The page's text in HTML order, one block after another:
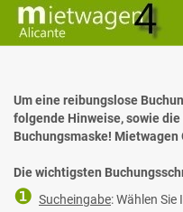
Um eine reibungslose
folgende Hinweise, sowie
Buchungsmaske!
Die wichtigsten
❶ Sucheingabe: Wählen